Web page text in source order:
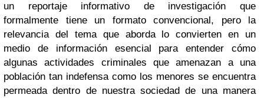
un reportaje informativo de investigación que
formalmente tiene un formato convencional, pero la
relevancia del tema que aborda lo convierten en un
medio de información esencial para entender cómo
algunas actividades criminales que amenazan a una
población tan indefensa como los menores se encuentra
permeada dentro de nuestra sociedad de una manera